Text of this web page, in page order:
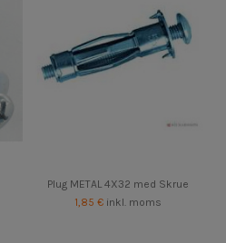
Plug METAL 4X32 med Skrue
1,85 € inkl. moms